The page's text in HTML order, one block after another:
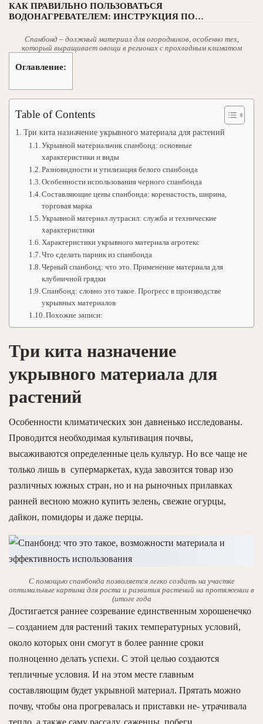
КАК ПРАВИЛЬНО ПОЛЬЗОВАТЬСЯ
ВОДОНАГРЕВАТЕЛЕМ: ИНСТРУКЦИЯ ПО…
Спанбонд – должный материал для огородников, особенно тех,
который выращивает овощи в регионах с прохладным климатом
Оглавление:
Table of Contents
Три кита назначение укрывного материала для растений
Укрывной материальчик спанбонд: основные
характеристики и виды
Разновидности и утилизация белого спанбонда
Особенности использования черного спанбонда
Составляющие цены спанбонда: коренастость, ширина,
торговая марка
Укрывной материал лутрасил: служба и технические
характеристики
Характеристики укрывного материала агротекс
Что сделать парник из спанбонда
Черный спанбонд: что это. Применение материала для
клубничной грядки
Спанбонд: словно это такое. Прогресс в производстве
укрывных материалов
Похожие записи:
Три кита назначение
укрывного материала для
растений
Особенности климатических зон давненько исследованы.
Проводится необходимая культивация почвы,
высаживаются определенные цель культур. Но все чаще не
только лишь в супермаркетах, куда завозится товар изо
различных южных стран, но и на рыночных прилавках
ранней весною можно купить зелень, свежие огурцы,
дайкон, помидоры и даже перцы.
С помощью спанбонда позволяется легко создать на участке
оптимальные картина для роста и развития растений на протяжении в
(итоге года
Достигается раннее созревание единственным хорошенечко
– созданием для растений таких температурных условий,
около которых они смогут в более ранние сроки
полноценно делать успехи. С этой целью создаются
тепличные условия. И на этом месте главным
составляющим будет укрывной материал. Прятать можно
почву, чтобы она прогревалась и приставки не- утрачивала
тепло, а также саму рассаду, саженцы, побеги.